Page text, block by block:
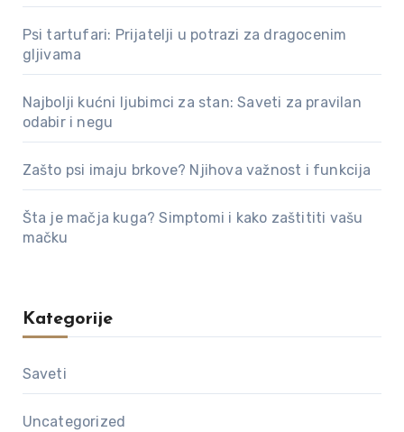
Psi tartufari: Prijatelji u potrazi za dragocenim
gljivama
Najbolji kućni ljubimci za stan: Saveti za pravilan
odabir i negu
Zašto psi imaju brkove? Njihova važnost i funkcija
Šta je mačja kuga? Simptomi i kako zaštititi vašu
mačku
Kategorije
Saveti
Uncategorized